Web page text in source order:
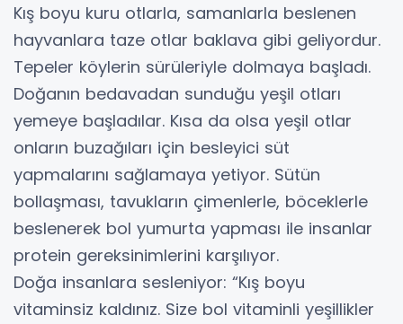
Kış boyu kuru otlarla, samanlarla beslenen
hayvanlara taze otlar baklava gibi geliyordur.
Tepeler köylerin sürüleriyle dolmaya başladı.
Doğanın bedavadan sunduğu yeşil otları
yemeye başladılar. Kısa da olsa yeşil otlar
onların buzağıları için besleyici süt
yapmalarını sağlamaya yetiyor. Sütün
bollaşması, tavukların çimenlerle, böceklerle
beslenerek bol yumurta yapması ile insanlar
protein gereksinimlerini karşılıyor.
Doğa insanlara sesleniyor: “Kış boyu
vitaminsiz kaldınız. Size bol vitaminli yeşillikler